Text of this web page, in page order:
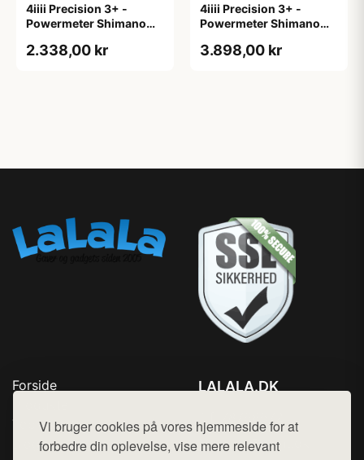
Vi bruger cookies på vores hjemmeside for at
forbedre din oplevelse, vise mere relevant
4iiii Precision 3+ -
Powermeter Shimano
- 175mm
2.338,00 kr
4iiii Precision 3+ -
Powermeter Shimano
side - 165mm
3.898,00 kr
Forside
Top Rabatter
Blog
LALALA.DK
Mail: hej@want.dk